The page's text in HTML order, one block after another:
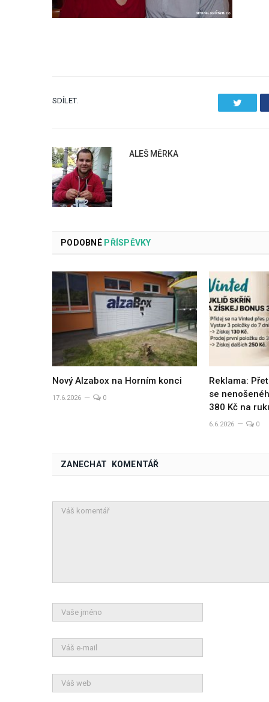
SDÍLET.
ALEŠ MĚRKA
PODOBNÉPŘÍSPĚVKY
Nový Alzabox na Horním konci
17.6.2026 0
Reklama:
se
380 Kč na
6.6.2026 0
ZANECHAT KOMENTÁŘ